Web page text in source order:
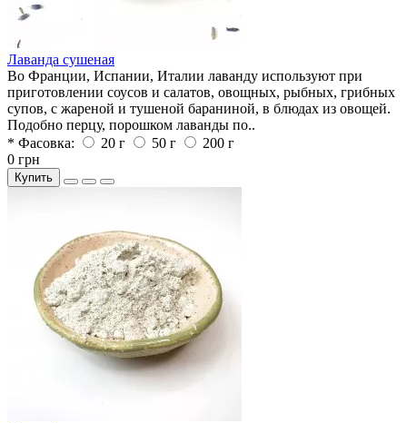
Лаванда сушеная
Во Франции, Испании, Италии лаванду используют при
приготовлении соусов и салатов, овощных, рыбных, грибных
супов, с жареной и тушеной бараниной, в блюдах из овощей.
Подобно перцу, порошком лаванды по..
* Фасовка:
20 г 50 г
200 г
0 грн
Купить